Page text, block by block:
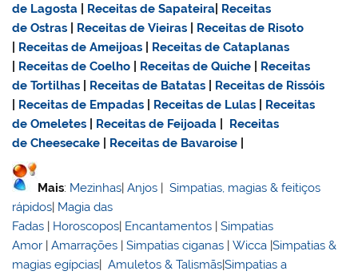
de Lagosta
Receitas de Sapateira Receitas
de Ostras
Receitas de Vieiras
Receitas de Risoto
Receitas de Ameijoas
Receitas de Cataplanas
Receitas de Coelho Receitas de Quiche
Receitas
de Tortilhas
Receitas de Batatas
Receitas de Rissóis
Receitas de Empadas Receitas de Lulas
Receitas
de Omeletes
Receitas de Feijoada
Receitas
de Cheesecake
Receitas de Bavaroise
Mais: Mezinhas|Anjos |Simpatias, magias & feitiços
rápidos| Magia das
Fadas | Horoscopos| Encantamentos |Simpatias
Amor |Amarrações |Simpatias ciganas |Wicca |Simpatias &
magias egípcias|Amuletos & Talismãs|Simpatias a